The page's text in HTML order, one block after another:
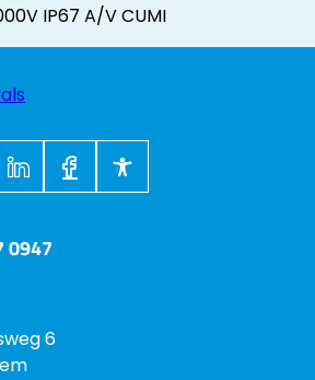
IP67 A/V CUMI
0947
6